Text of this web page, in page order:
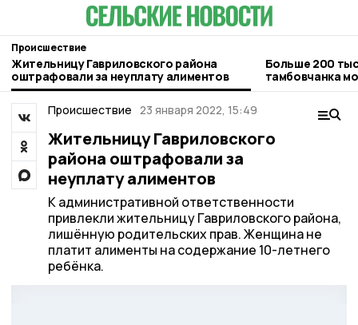
Происшествие
Жительницу Гавриловского района
оштрафовали за неуплату алиментов
Больше 200
тамбовчанка
лотерее»
Происшествие 23 января 2022, 15:49
Жительницу Гавриловского
района оштрафовали за
неуплату алиментов
К административной ответственности
привлекли жительницу Гавриловского района,
лишённую родительских прав. Женщина не
платит алименты на содержание 10-летнего
ребёнка.